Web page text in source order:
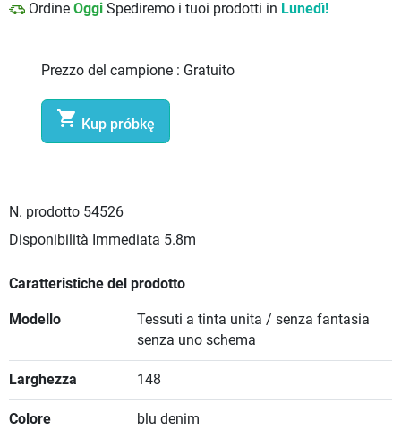
Ordine Oggi Spediremo i tuoi prodotti in Lunedì!
Prezzo del campione : Gratuito
 Kup próbkę
N. prodotto 54526
Disponibilità Immediata 5.8m
Caratteristiche del prodotto
Modello
Tessuti a tinta unita / senza fantasia
senza uno schema
Larghezza 148
Colore blu denim